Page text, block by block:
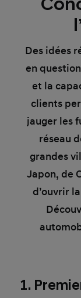
Des idées
en
et la
clients
jauger les
réseau
grandes
Japon, de
d’ouvrir
1.